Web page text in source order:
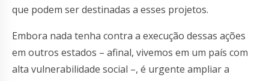
que podem ser destinadas a esses projetos.
Embora nada tenha contra a execução dessas ações
em outros estados – afinal, vivemos em um país com
alta vulnerabilidade social –, é urgente ampliar a